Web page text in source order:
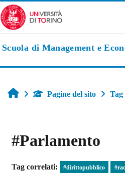
Vai al contenuto principale
Scuola di Management e
HomePagine del sito Tag
#Parlamento
Tag correlati: #dirittopubblico